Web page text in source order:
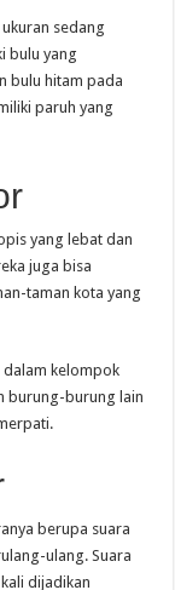
sedang
bulu yang
bulu hitam pada
paruh yang
yang lebat dan
juga bisa
taman kota yang
kelompok
burung-burung lain
berupa suara
ulang. Suara
dijadikan